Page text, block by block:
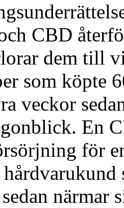
CBD
dem till
som köpte
veckor
En
för
närmar